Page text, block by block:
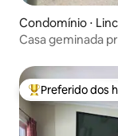
Condomínio ⋅
Casa geminada
Entre os
Preferido dos